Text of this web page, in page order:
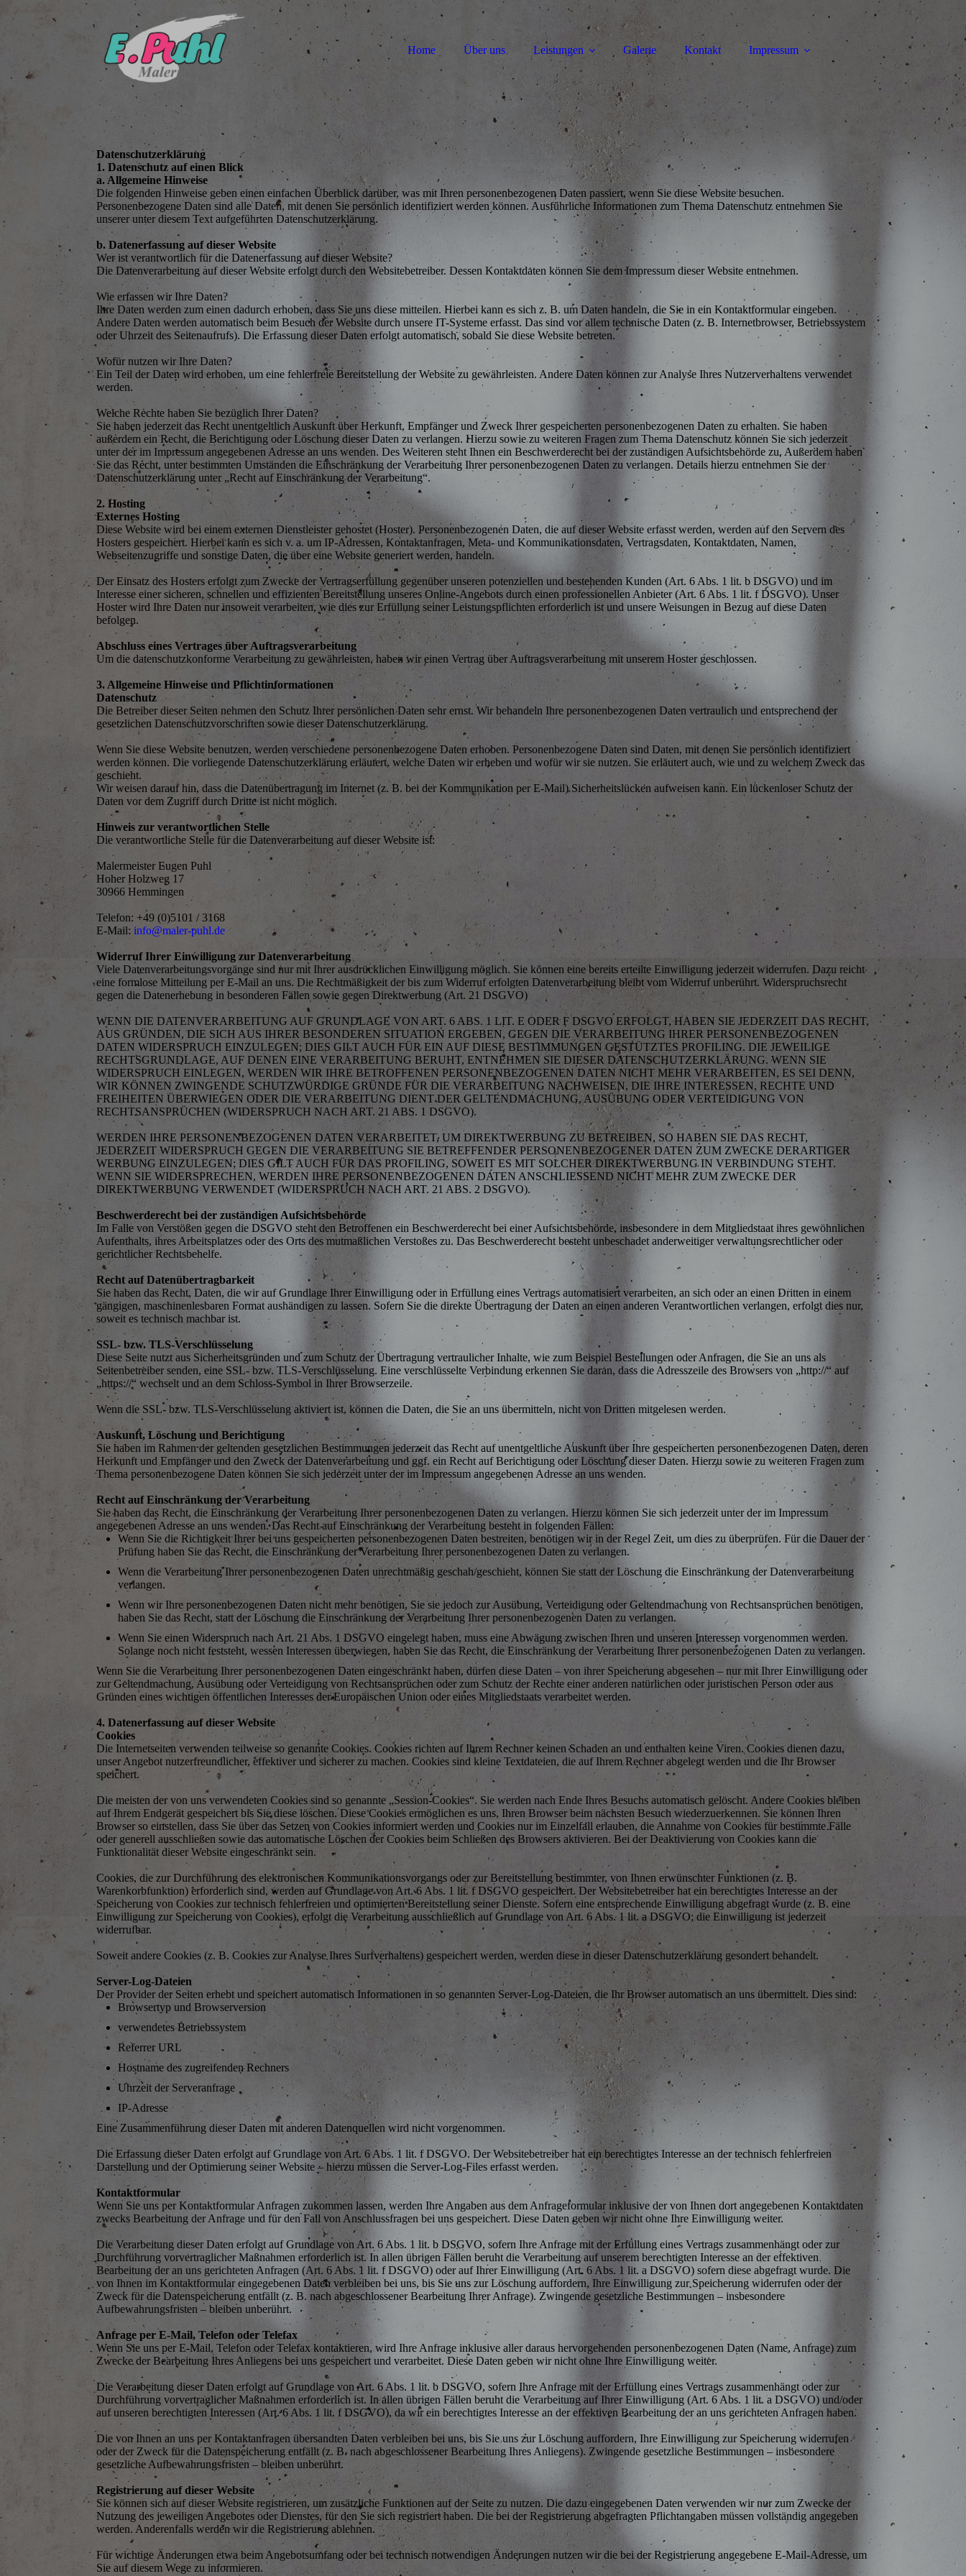
Home Über uns Leistungen Galerie Kontakt Impressum
Daten­­schutz­­erklärung
1. Datenschutz auf einen Blick
a. Allgemeine Hinweise
Die folgenden Hinweise geben einen einfachen Überblick darüber, was mit Ihren personenbezogenen Daten passiert, wenn Sie diese Website besuchen.
Personenbezogene Daten sind alle Daten, mit denen Sie persönlich identifiziert werden können. Ausführliche Informationen zum Thema Datenschutz entnehmen Sie
unserer unter diesem Text aufgeführten Datenschutzerklärung.
b. Datenerfassung auf dieser Website
Wer ist verantwortlich für die Datenerfassung auf dieser Website?
Die Datenverarbeitung auf dieser Website erfolgt durch den Websitebetreiber. Dessen Kontaktdaten können Sie dem Impressum dieser Website entnehmen.
Wie erfassen wir Ihre Daten?
Ihre Daten werden zum einen dadurch erhoben, dass Sie uns diese mitteilen. Hierbei kann es sich z. B. um Daten handeln, die Sie in ein Kontaktformular eingeben.
Andere Daten werden automatisch beim Besuch der Website durch unsere IT-Systeme erfasst. Das sind vor allem technische Daten (z. B. Internetbrowser, Betriebssystem
oder Uhrzeit des Seitenaufrufs). Die Erfassung dieser Daten erfolgt automatisch, sobald Sie diese Website betreten.
Wofür nutzen wir Ihre Daten?
Ein Teil der Daten wird erhoben, um eine fehlerfreie Bereitstellung der Website zu gewährleisten. Andere Daten können zur Analyse Ihres Nutzerverhaltens verwendet
werden.
Welche Rechte haben Sie bezüglich Ihrer Daten?
Sie haben jederzeit das Recht unentgeltlich Auskunft über Herkunft, Empfänger und Zweck Ihrer gespeicherten personenbezogenen Daten zu erhalten. Sie haben
außerdem ein Recht, die Berichtigung oder Löschung dieser Daten zu verlangen. Hierzu sowie zu weiteren Fragen zum Thema Datenschutz können Sie sich jederzeit
unter der im Impressum angegebenen Adresse an uns wenden. Des Weiteren steht Ihnen ein Beschwerderecht bei der zuständigen Aufsichtsbehörde zu. Außerdem haben
Sie das Recht, unter bestimmten Umständen die Einschränkung der Verarbeitung Ihrer personenbezogenen Daten zu verlangen. Details hierzu entnehmen Sie der
Datenschutzerklärung unter „Recht auf Einschränkung der Verarbeitung“.
2. Hosting
Externes Hosting
Diese Website wird bei einem externen Dienstleister gehostet (Hoster). Personenbezogenen Daten, die auf dieser Website erfasst werden, werden auf den Servern des
Hosters gespeichert. Hierbei kann es sich v. a. um IP-Adressen, Kontaktanfragen, Meta- und Kommunikationsdaten, Vertragsdaten, Kontaktdaten, Namen,
Webseitenzugriffe und sonstige Daten, die über eine Website generiert werden, handeln.
Der Einsatz des Hosters erfolgt zum Zwecke der Vertragserfüllung gegenüber unseren potenziellen und bestehenden Kunden (Art. 6 Abs. 1 lit. b DSGVO) und im
Interesse einer sicheren, schnellen und effizienten Bereitstellung unseres Online-Angebots durch einen professionellen Anbieter (Art. 6 Abs. 1 lit. f DSGVO). Unser
Hoster wird Ihre Daten nur insoweit verarbeiten, wie dies zur Erfüllung seiner Leistungspflichten erforderlich ist und unsere Weisungen in Bezug auf diese Daten
befolgen.
Abschluss eines Vertrages über Auftragsverarbeitung
Um die datenschutzkonforme Verarbeitung zu gewährleisten, haben wir einen Vertrag über Auftragsverarbeitung mit unserem Hoster geschlossen.
3. Allgemeine Hinweise und Pflichtinformationen
Datenschutz
Die Betreiber dieser Seiten nehmen den Schutz Ihrer persönlichen Daten sehr ernst. Wir behandeln Ihre personenbezogenen Daten vertraulich und entsprechend der
gesetzlichen Datenschutzvorschriften sowie dieser Datenschutzerklärung.
Wenn Sie diese Website benutzen, werden verschiedene personenbezogene Daten erhoben. Personenbezogene Daten sind Daten, mit denen Sie persönlich identifiziert
werden können. Die vorliegende Datenschutzerklärung erläutert, welche Daten wir erheben und wofür wir sie nutzen. Sie erläutert auch, wie und zu welchem Zweck das
geschieht.
Wir weisen darauf hin, dass die Datenübertragung im Internet (z. B. bei der Kommunikation per E-Mail) Sicherheitslücken aufweisen kann. Ein lückenloser Schutz der
Daten vor dem Zugriff durch Dritte ist nicht möglich.
Hinweis zur verantwortlichen Stelle
Die verantwortliche Stelle für die Datenverarbeitung auf dieser Website ist:
Malermeister Eugen Puhl
Hoher Holzweg 17
30966 Hemmingen
Telefon: +49 (0)5101 / 3168
E-Mail:info@maler-puhl.de
Widerruf Ihrer Einwilligung zur Datenverarbeitung
Viele Datenverarbeitungsvorgänge sind nur mit Ihrer ausdrücklichen Einwilligung möglich. Sie können eine bereits erteilte Einwilligung jederzeit widerrufen. Dazu reicht
eine formlose Mitteilung per E-Mail an uns. Die Rechtmäßigkeit der bis zum Widerruf erfolgten Datenverarbeitung bleibt vom Widerruf unberührt. Widerspruchsrecht
gegen die Datenerhebung in besonderen Fällen sowie gegen Direktwerbung (Art. 21 DSGVO)
WENN DIE DATENVERARBEITUNG AUF GRUNDLAGE VON ART. 6 ABS. 1 LIT. E ODER F DSGVO ERFOLGT, HABEN SIE JEDERZEIT DAS RECHT,
AUS GRÜNDEN, DIE SICH AUS IHRER BESONDEREN SITUATION ERGEBEN, GEGEN DIE VERARBEITUNG IHRER PERSONENBEZOGENEN
DATEN WIDERSPRUCH EINZULEGEN; DIES GILT AUCH FÜR EIN AUF DIESE BESTIMMUNGEN GESTÜTZTES PROFILING. DIE JEWEILIGE
RECHTSGRUNDLAGE, AUF DENEN EINE VERARBEITUNG BERUHT, ENTNEHMEN SIE DIESER DATENSCHUTZERKLÄRUNG. WENN SIE
WIDERSPRUCH EINLEGEN, WERDEN WIR IHRE BETROFFENEN PERSONENBEZOGENEN DATEN NICHT MEHR VERARBEITEN, ES SEI DENN,
WIR KÖNNEN ZWINGENDE SCHUTZWÜRDIGE GRÜNDE FÜR DIE VERARBEITUNG NACHWEISEN, DIE IHRE INTERESSEN, RECHTE UND
FREIHEITEN ÜBERWIEGEN ODER DIE VERARBEITUNG DIENT DER GELTENDMACHUNG, AUSÜBUNG ODER VERTEIDIGUNG VON
RECHTSANSPRÜCHEN (WIDERSPRUCH NACH ART. 21 ABS. 1 DSGVO).
WERDEN IHRE PERSONENBEZOGENEN DATEN VERARBEITET, UM DIREKTWERBUNG ZU BETREIBEN, SO HABEN SIE DAS RECHT,
JEDERZEIT WIDERSPRUCH GEGEN DIE VERARBEITUNG SIE BETREFFENDER PERSONENBEZOGENER DATEN ZUM ZWECKE DERARTIGER
WERBUNG EINZULEGEN; DIES GILT AUCH FÜR DAS PROFILING, SOWEIT ES MIT SOLCHER DIREKTWERBUNG IN VERBINDUNG STEHT.
WENN SIE WIDERSPRECHEN, WERDEN IHRE PERSONENBEZOGENEN DATEN ANSCHLIESSEND NICHT MEHR ZUM ZWECKE DER
DIREKTWERBUNG VERWENDET (WIDERSPRUCH NACH ART. 21 ABS. 2 DSGVO).
Beschwerderecht bei der zuständigen Aufsichtsbehörde
Im Falle von Verstößen gegen die DSGVO steht den Betroffenen ein Beschwerderecht bei einer Aufsichtsbehörde, insbesondere in dem Mitgliedstaat ihres gewöhnlichen
Aufenthalts, ihres Arbeitsplatzes oder des Orts des mutmaßlichen Verstoßes zu. Das Beschwerderecht besteht unbeschadet anderweitiger verwaltungsrechtlicher oder
gerichtlicher Rechtsbehelfe.
Recht auf Datenübertragbarkeit
Sie haben das Recht, Daten, die wir auf Grundlage Ihrer Einwilligung oder in Erfüllung eines Vertrags automatisiert verarbeiten, an sich oder an einen Dritten in einem
gängigen, maschinenlesbaren Format aushändigen zu lassen. Sofern Sie die direkte Übertragung der Daten an einen anderen Verantwortlichen verlangen, erfolgt dies nur,
soweit es technisch machbar ist.
SSL- bzw. TLS-Verschlüsselung
Diese Seite nutzt aus Sicherheitsgründen und zum Schutz der Übertragung vertraulicher Inhalte, wie zum Beispiel Bestellungen oder Anfragen, die Sie an uns als
Seitenbetreiber senden, eine SSL- bzw. TLS-Verschlüsselung. Eine verschlüsselte Verbindung erkennen Sie daran, dass die Adresszeile des Browsers von „http://“ auf
„https://“ wechselt und an dem Schloss-Symbol in Ihrer Browserzeile.
Wenn die SSL- bzw. TLS-Verschlüsselung aktiviert ist, können die Daten, die Sie an uns übermitteln, nicht von Dritten mitgelesen werden.
Auskunft, Löschung und Berichtigung
Sie haben im Rahmen der geltenden gesetzlichen Bestimmungen jederzeit das Recht auf unentgeltliche Auskunft über Ihre gespeicherten personenbezogenen Daten, deren
Herkunft und Empfänger und den Zweck der Datenverarbeitung und ggf. ein Recht auf Berichtigung oder Löschung dieser Daten. Hierzu sowie zu weiteren Fragen zum
Thema personenbezogene Daten können Sie sich jederzeit unter der im Impressum angegebenen Adresse an uns wenden.
Recht auf Einschränkung der Verarbeitung
Sie haben das Recht, die Einschränkung der Verarbeitung Ihrer personenbezogenen Daten zu verlangen. Hierzu können Sie sich jederzeit unter der im Impressum
angegebenen Adresse an uns wenden. Das Recht auf Einschränkung der Verarbeitung besteht in folgenden Fällen:
Wenn Sie die Richtigkeit Ihrer bei uns gespeicherten personenbezogenen Daten bestreiten, benötigen wir in der Regel Zeit, um dies zu überprüfen. Für die Dauer der
Prüfung haben Sie das Recht, die Einschränkung der Verarbeitung Ihrer personenbezogenen Daten zu verlangen.
Wenn die Verarbeitung Ihrer personenbezogenen Daten unrechtmäßig geschah/geschieht, können Sie statt der Löschung die Einschränkung der Datenverarbeitung
verlangen.
Wenn wir Ihre personenbezogenen Daten nicht mehr benötigen, Sie sie jedoch zur Ausübung, Verteidigung oder Geltendmachung von Rechtsansprüchen benötigen,
haben Sie das Recht, statt der Löschung die Einschränkung der Verarbeitung Ihrer personenbezogenen Daten zu verlangen.
Wenn Sie einen Widerspruch nach Art. 21 Abs. 1 DSGVO eingelegt haben, muss eine Abwägung zwischen Ihren und unseren Interessen vorgenommen werden.
Solange noch nicht feststeht, wessen Interessen überwiegen, haben Sie das Recht, die Einschränkung der Verarbeitung Ihrer personenbezogenen Daten zu verlangen.
Wenn Sie die Verarbeitung Ihrer personenbezogenen Daten eingeschränkt haben, dürfen diese Daten – von ihrer Speicherung abgesehen – nur mit Ihrer Einwilligung oder
zur Geltendmachung, Ausübung oder Verteidigung von Rechtsansprüchen oder zum Schutz der Rechte einer anderen natürlichen oder juristischen Person oder aus
Gründen eines wichtigen öffentlichen Interesses der Europäischen Union oder eines Mitgliedstaats verarbeitet werden.
4. Datenerfassung auf dieser Website
Cookies
Die Internetseiten verwenden teilweise so genannte Cookies. Cookies richten auf Ihrem Rechner keinen Schaden an und enthalten keine Viren. Cookies dienen dazu,
unser Angebot nutzerfreundlicher, effektiver und sicherer zu machen. Cookies sind kleine Textdateien, die auf Ihrem Rechner abgelegt werden und die Ihr Browser
speichert.
Die meisten der von uns verwendeten Cookies sind so genannte „Session-Cookies“. Sie werden nach Ende Ihres Besuchs automatisch gelöscht. Andere Cookies bleiben
auf Ihrem Endgerät gespeichert bis Sie diese löschen. Diese Cookies ermöglichen es uns, Ihren Browser beim nächsten Besuch wiederzuerkennen. Sie können Ihren
Browser so einstellen, dass Sie über das Setzen von Cookies informiert werden und Cookies nur im Einzelfall erlauben, die Annahme von Cookies für bestimmte Fälle
oder generell ausschließen sowie das automatische Löschen der Cookies beim Schließen des Browsers aktivieren. Bei der Deaktivierung von Cookies kann die
Funktionalität dieser Website eingeschränkt sein.
Cookies, die zur Durchführung des elektronischen Kommunikationsvorgangs oder zur Bereitstellung bestimmter, von Ihnen erwünschter Funktionen (z. B.
Warenkorbfunktion) erforderlich sind, werden auf Grundlage von Art. 6 Abs. 1 lit. f DSGVO gespeichert. Der Websitebetreiber hat ein berechtigtes Interesse an der
Speicherung von Cookies zur technisch fehlerfreien und optimierten Bereitstellung seiner Dienste. Sofern eine entsprechende Einwilligung abgefragt wurde (z. B. eine
Einwilligung zur Speicherung von Cookies), erfolgt die Verarbeitung ausschließlich auf Grundlage von Art. 6 Abs. 1 lit. a DSGVO; die Einwilligung ist jederzeit
widerrufbar.
Soweit andere Cookies (z. B. Cookies zur Analyse Ihres Surfverhaltens) gespeichert werden, werden diese in dieser Datenschutzerklärung gesondert behandelt.
Server-Log-Dateien
Der Provider der Seiten erhebt und speichert automatisch Informationen in so genannten Server-Log-Dateien, die Ihr Browser automatisch an uns übermittelt. Dies sind:
Browsertyp und Browserversion
verwendetes Betriebssystem
Referrer URL
Hostname des zugreifenden Rechners
Uhrzeit der Serveranfrage
IP-Adresse
Eine Zusammenführung dieser Daten mit anderen Datenquellen wird nicht vorgenommen.
Die Erfassung dieser Daten erfolgt auf Grundlage von Art. 6 Abs. 1 lit. f DSGVO. Der Websitebetreiber hat ein berechtigtes Interesse an der technisch fehlerfreien
Darstellung und der Optimierung seiner Website – hierzu müssen die Server-Log-Files erfasst werden.
Kontaktformular
Wenn Sie uns per Kontaktformular Anfragen zukommen lassen, werden Ihre Angaben aus dem Anfrageformular inklusive der von Ihnen dort angegebenen Kontaktdaten
zwecks Bearbeitung der Anfrage und für den Fall von Anschlussfragen bei uns gespeichert. Diese Daten geben wir nicht ohne Ihre Einwilligung weiter.
Die Verarbeitung dieser Daten erfolgt auf Grundlage von Art. 6 Abs. 1 lit. b DSGVO, sofern Ihre Anfrage mit der Erfüllung eines Vertrags zusammenhängt oder zur
Durchführung vorvertraglicher Maßnahmen erforderlich ist. In allen übrigen Fällen beruht die Verarbeitung auf unserem berechtigten Interesse an der effektiven
Bearbeitung der an uns gerichteten Anfragen (Art. 6 Abs. 1 lit. f DSGVO) oder auf Ihrer Einwilligung (Art. 6 Abs. 1 lit. a DSGVO) sofern diese abgefragt wurde. Die
von Ihnen im Kontaktformular eingegebenen Daten verbleiben bei uns, bis Sie uns zur Löschung auffordern, Ihre Einwilligung zur Speicherung widerrufen oder der
Zweck für die Datenspeicherung entfällt (z. B. nach abgeschlossener Bearbeitung Ihrer Anfrage). Zwingende gesetzliche Bestimmungen – insbesondere
Aufbewahrungsfristen – bleiben unberührt.
Anfrage per E-Mail, Telefon oder Telefax
Wenn Sie uns per E-Mail, Telefon oder Telefax kontaktieren, wird Ihre Anfrage inklusive aller daraus hervorgehenden personenbezogenen Daten (Name, Anfrage) zum
Zwecke der Bearbeitung Ihres Anliegens bei uns gespeichert und verarbeitet. Diese Daten geben wir nicht ohne Ihre Einwilligung weiter.
Die Verarbeitung dieser Daten erfolgt auf Grundlage von Art. 6 Abs. 1 lit. b DSGVO, sofern Ihre Anfrage mit der Erfüllung eines Vertrags zusammenhängt oder zur
Durchführung vorvertraglicher Maßnahmen erforderlich ist. In allen übrigen Fällen beruht die Verarbeitung auf Ihrer Einwilligung (Art. 6 Abs. 1 lit. a DSGVO) und/oder
auf unseren berechtigten Interessen (Art. 6 Abs. 1 lit. f DSGVO), da wir ein berechtigtes Interesse an der effektiven Bearbeitung der an uns gerichteten Anfragen haben.
Die von Ihnen an uns per Kontaktanfragen übersandten Daten verbleiben bei uns, bis Sie uns zur Löschung auffordern, Ihre Einwilligung zur Speicherung widerrufen
oder der Zweck für die Datenspeicherung entfällt (z. B. nach abgeschlossener Bearbeitung Ihres Anliegens). Zwingende gesetzliche Bestimmungen – insbesondere
gesetzliche Aufbewahrungsfristen – bleiben unberührt.
Registrierung auf dieser Website
Sie können sich auf dieser Website registrieren, um zusätzliche Funktionen auf der Seite zu nutzen. Die dazu eingegebenen Daten verwenden wir nur zum Zwecke der
Nutzung des jeweiligen Angebotes oder Dienstes, für den Sie sich registriert haben. Die bei der Registrierung abgefragten Pflichtangaben müssen vollständig angegeben
werden. Anderenfalls werden wir die Registrierung ablehnen.
Für wichtige Änderungen etwa beim Angebotsumfang oder bei technisch notwendigen Änderungen nutzen wir die bei der Registrierung angegebene E-Mail-Adresse, um
Sie auf diesem Wege zu informieren.